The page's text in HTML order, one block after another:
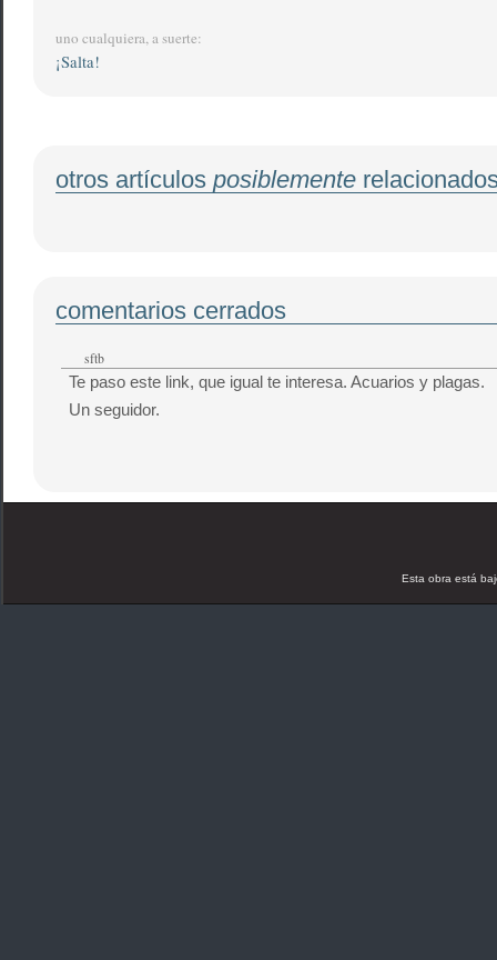
uno cualquiera, a suerte:
¡Salta!
otros artículos posiblemente
comentarios cerrados
sftb
Te paso este link, que igual te interesa. Acuarios y plagas.
Un seguidor.
Esta obra está